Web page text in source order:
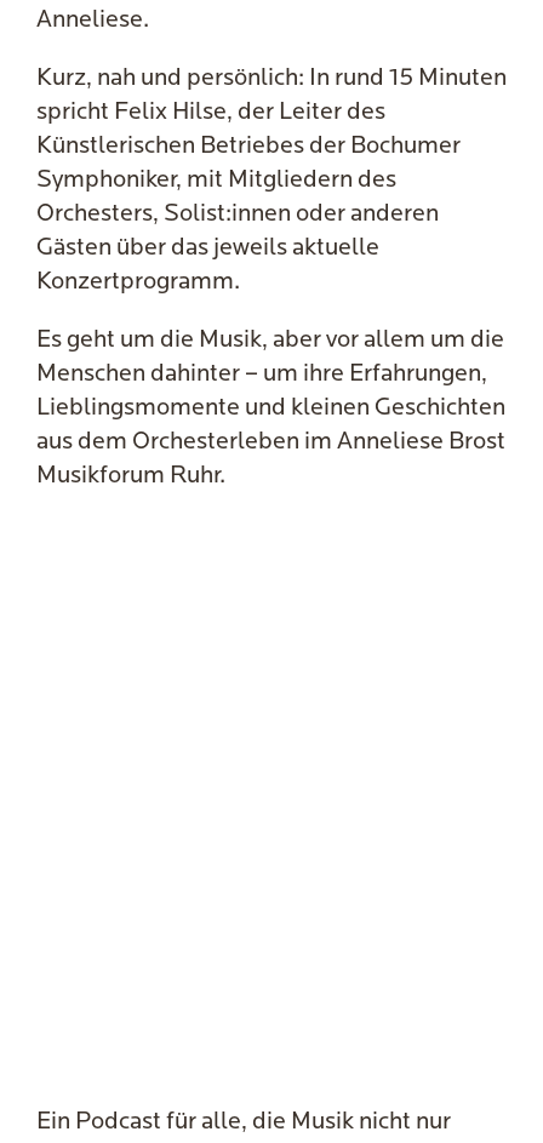
Anneliese.
Kurz, nah und persönlich: In rund 15 Minuten
spricht Felix Hilse, der Leiter des
Künstlerischen Betriebes der Bochumer
Symphoniker, mit Mitgliedern des
Orchesters, Solist:innen oder anderen
Gästen über das jeweils aktuelle
Konzertprogramm.
Es geht um die Musik, aber vor allem um die
Menschen dahinter – um ihre Erfahrungen,
Lieblingsmomente und kleinen Geschichten
aus dem Orchesterleben im Anneliese Brost
Musikforum Ruhr.
Ein Podcast für alle, die Musik nicht nur